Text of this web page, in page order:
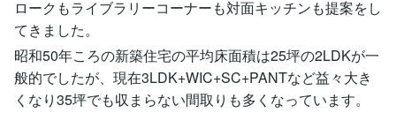
ロークもライブラリーコーナーも対面キッチンも提案をし
てきました。
昭和50年ころの新築住宅の平均床面積は25坪の2LDKが一
般的でしたが、現在3LDK+WIC+SC+PANTなど益々大き
くなり35坪でも収まらない間取りも多くなっています。